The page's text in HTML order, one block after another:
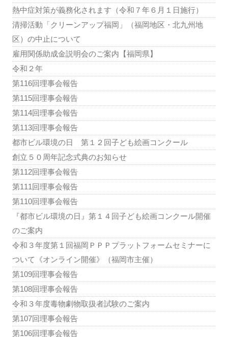
熱中症対策が義務化されます（令和７年６月１日施行）
清掃活動「クリーンアップ福岡」（福岡地区・北九州地
区）の中止について
雇用関係助成金説明会のご案内【福岡県】
令和２年
第116回理事会報告
第115回理事会報告
第114回理事会報告
第113回理事会報告
都市ビル環境の日 第１２回子ども絵画コンクール
創立５０周年記念式典のお知らせ
第112回理事会報告
第111回理事会報告
第110回理事会報告
『都市ビル環境の日』第１４回子ども絵画コンクール開催
のご案内
令和３年度第１回福岡ＰＰＰプラットフォームセミナーに
ついて《オンライン開催》（福岡市主催）
第109回理事会報告
第108回理事会報告
令和３年度毒物劇物取扱者試験のご案内
第107回理事会報告
第106回理事会報告